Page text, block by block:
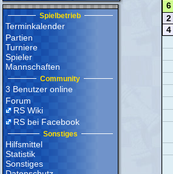
Spielbetrieb
Terminkalender
Partien
Turniere
Spieler
Mannschaften
Community
3 Benutzer online
Forum
RS Wiki
RS bei Facebook
Sonstiges
Hilfsmittel
Statistik
Sonstiges
6
2
4